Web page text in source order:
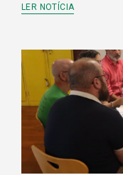
LER NOTÍCIA